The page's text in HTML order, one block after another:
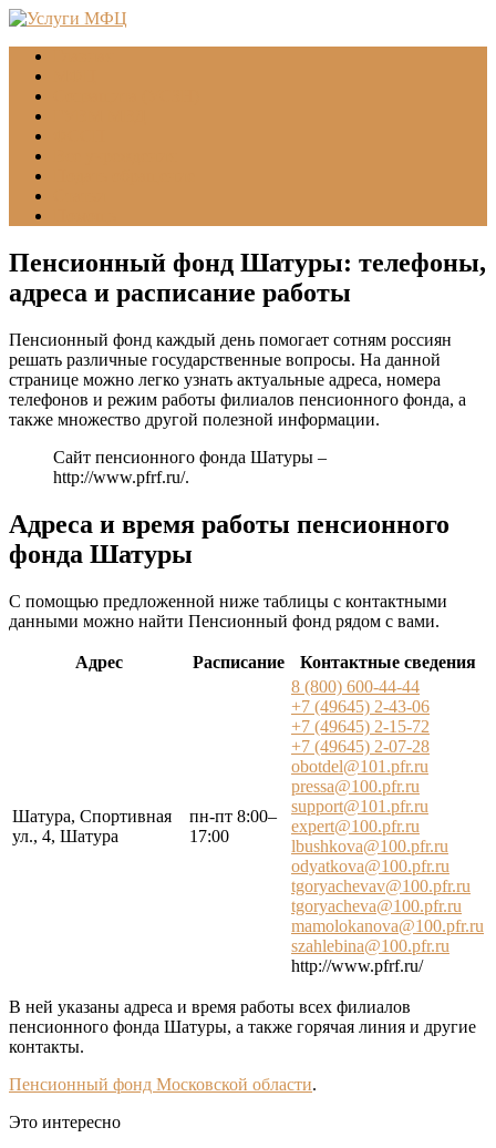
Пенсионный фонд Шатуры: телефоны,
адреса и расписание работы
Пенсионный фонд каждый день помогает сотням россиян
решать различные государственные вопросы. На данной
странице можно легко узнать актуальные адреса, номера
телефонов и режим работы филиалов пенсионного фонда, а
также множество другой полезной информации.
Сайт пенсионного фонда Шатуры –
http://www.pfrf.ru/.
Адреса и время работы пенсионного
фонда Шатуры
С помощью предложенной ниже таблицы с контактными
данными можно найти Пенсионный фонд рядом с вами.
Адрес Расписание Контактные сведения
Шатура, Спортивная
ул., 4, Шатура
пн-пт 8:00–
17:00
8 (800) 600-44-44
+7 (49645) 2-43-06
+7 (49645) 2-15-72
+7 (49645) 2-07-28
obotdel@101.pfr.ru
pressa@100.pfr.ru
support@101.pfr.ru
expert@100.pfr.ru
lbushkova@100.pfr.ru
odyatkova@100.pfr.ru
tgoryachevav@100.pfr.ru
tgoryacheva@100.pfr.ru
mamolokanova@100.pfr.ru
szahlebina@100.pfr.ru
http://www.pfrf.ru/
В ней указаны адреса и время работы всех филиалов
пенсионного фонда Шатуры, а также горячая линия и другие
контакты.
Пенсионный фонд Московской области.
Это интересно